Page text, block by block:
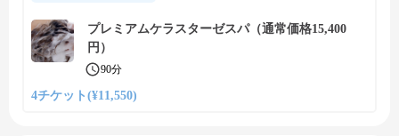
プレミアムケラスターゼスパ（通常価格15,400
円）
90分
4チケット(¥11,550)